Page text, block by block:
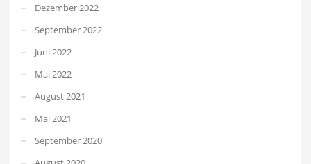
Dezember 2022
September 2022
Juni 2022
Mai 2022
August 2021
Mai 2021
September 2020